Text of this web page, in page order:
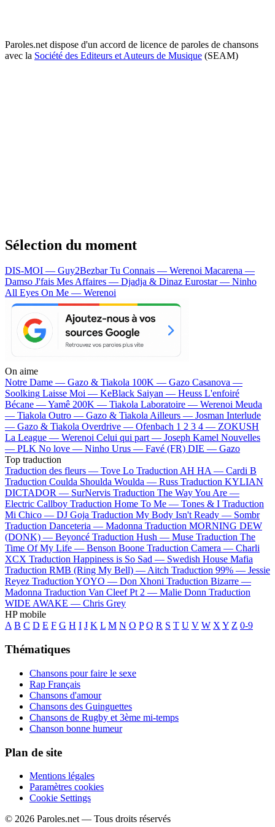
Paroles.net dispose d'un accord de licence de paroles de chansons
avec la Société des Editeurs et Auteurs de Musique (SEAM)
Sélection du moment
DIS-MOI — Guy2BezbarTu Connais — Werenoi Macarena —
Damso J'fais Mes Affaires — Djadja & Dinaz Eurostar — Ninho
All Eyes On Me — Werenoi
On aime
Notre Dame — Gazo & Tiakola 100K — Gazo Casanova —
Soolking Laisse Moi — KeBlack Saiyan — Heuss L'enfoiré
Bécane —Yamê 200K — Tiakola Laboratoire — Werenoi Meuda
— Tiakola Outro — Gazo & TiakolaAilleurs — Josman Interlude
— Gazo & Tiakola Overdrive — Ofenbach 1 2 3 4 — ZOKUSH
La League — Werenoi Celui qui part — Joseph Kamel Nouvelles
— PLK No love — Ninho Urus — Favé (FR) DIE — Gazo
Top traduction
Traduction des fleurs — Tove Lo Traduction AH HA — Cardi B
Traduction Coulda Shoulda Woulda — Russ Traduction KYLIAN
DICTADOR — SurNervis Traduction The Way You Are —
Electric Callboy Traduction Home To Me — Tones & I Traduction
Mi Chico — DJ Goja Traduction My Body Isn't Ready — Sombr
Traduction Danceteria — Madonna Traduction MORNING DEW
(DONK) — Beyoncé Traduction Hush — Muse Traduction The
Time Of My Life — Benson Boone Traduction Camera — Charli
XCX Traduction Happiness is So Sad — Swedish House Mafia
Traduction RMB (Ring My Bell) —Aitch Traduction 99% — Jessie
Reyez Traduction YOYO — Don Xhoni Traduction Bizarre —
Madonna Traduction Van Cleef Pt 2 — Malie Donn Traduction
WIDE AWAKE — Chris Grey
HP mobile
A B C D E F G H I J K L M N O P Q R S T U V W XY Z 0-9
Thématiques
Chansons pour faire le sexe
Rap Français
Chansons d'amour
Chansons des Guinguettes
Chansons de Rugby et 3ème mi-temps
Chanson bonne humeur
Plan de site
Mentions légales
Paramètres cookies
Cookie Settings
© 2026 Paroles.net — Tous droits réservés